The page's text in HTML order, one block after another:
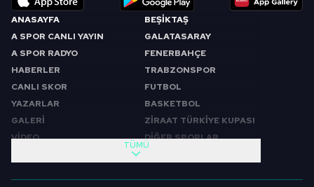
ANASAYFA
A SPOR CANLI YAYIN
A SPOR RADYO
HABERLER
CANLI SKOR
YAZARLAR
GALERİ
VİDEO
BEŞİKTAŞ
GALATASARAY
FENERBAHÇE
TRABZONSPOR
FUTBOL
BASKETBOL
ZİRAAT TÜRKİYE KUPASI
DİĞER SPORLAR
TÜMÜ